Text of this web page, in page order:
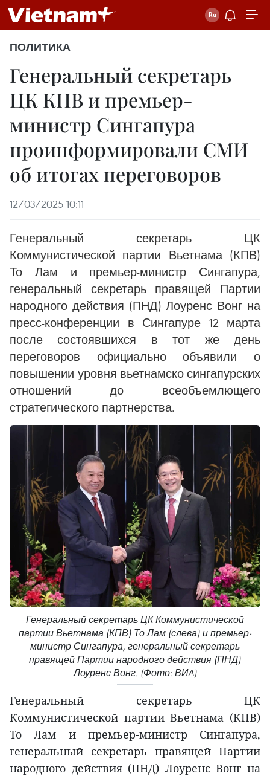
ПОЛИТИКА
Генеральный секретарь
ЦК КПВ и премьер-
министр Сингапура
проинформировали СМИ
об итогах переговоров
12/03/2025 10:11
Генеральный секретарь ЦК
Коммунистической партии Вьетнама (КПВ)
То Лам и премьер-министр Сингапура,
генеральный секретарь правящей Партии
народного действия (ПНД) Лоуренс Вонг на
пресс-конференции в Сингапуре 12 марта
после состоявшихся в тот же день
переговоров официально объявили о
повышении уровня вьетнамско-сингапурских
отношений до всеобъемлющего
стратегического партнерства.
Генеральный секретарь ЦК Коммунистической
партии Вьетнама (КПВ) То Лам (слева) и премьер-
министр Сингапура, генеральный секретарь
правящей Партии народного действия (ПНД)
Лоуренс Вонг. (Фото: ВИA)
Генеральный секретарь ЦК
Коммунистической партии Вьетнама (КПВ)
То Лам и премьер-министр Сингапура,
генеральный секретарь правящей Партии
народного действия (ПНД) Лоуренс Вонг на